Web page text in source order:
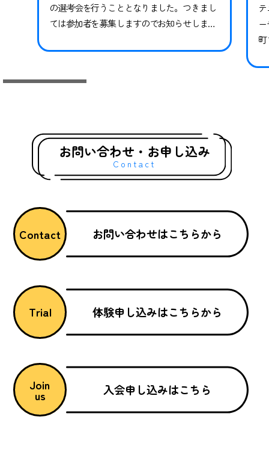
の選考会を行うこととなりました。つきまし
ては参加者を募集しますのでお知らせしま
継続ではありませんので、必ずお申し込みな
参加いただけなかった場合、対象期間のトレ
っ
お問い合わせ・お申し込み
Contact
Contact お問い合わせはこちらから
Trial 体験申し込みはこちらから
Join
us 入会申し込みはこちら